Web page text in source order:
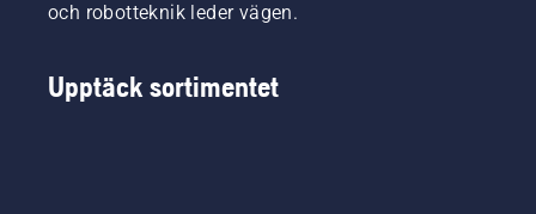
och robotteknik leder vägen.
Upptäck sortimentet